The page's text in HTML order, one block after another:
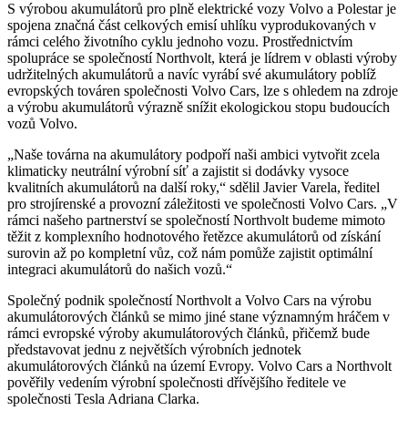
S výrobou akumulátorů pro plně elektrické vozy Volvo a Polestar je
spojena značná část celkových emisí uhlíku vyprodukovaných v
rámci celého životního cyklu jednoho vozu. Prostřednictvím
spolupráce se společností Northvolt, která je lídrem v oblasti výroby
udržitelných akumulátorů a navíc vyrábí své akumulátory poblíž
evropských továren společnosti Volvo Cars, lze s ohledem na zdroje
a výrobu akumulátorů výrazně snížit ekologickou stopu budoucích
vozů Volvo.
„Naše továrna na akumulátory podpoří naši ambici vytvořit zcela
klimaticky neutrální výrobní síť a zajistit si dodávky vysoce
kvalitních akumulátorů na další roky,“ sdělil Javier Varela, ředitel
pro strojírenské a provozní záležitosti ve společnosti Volvo Cars. „V
rámci našeho partnerství se společností Northvolt budeme mimoto
těžit z komplexního hodnotového řetězce akumulátorů od získání
surovin až po kompletní vůz, což nám pomůže zajistit optimální
integraci akumulátorů do našich vozů.“
Společný podnik společností Northvolt a Volvo Cars na výrobu
akumulátorových článků se mimo jiné stane významným hráčem v
rámci evropské výroby akumulátorových článků, přičemž bude
představovat jednu z největších výrobních jednotek
akumulátorových článků na území Evropy. Volvo Cars a Northvolt
pověřily vedením výrobní společnosti dřívějšího ředitele ve
společnosti Tesla Adriana Clarka.